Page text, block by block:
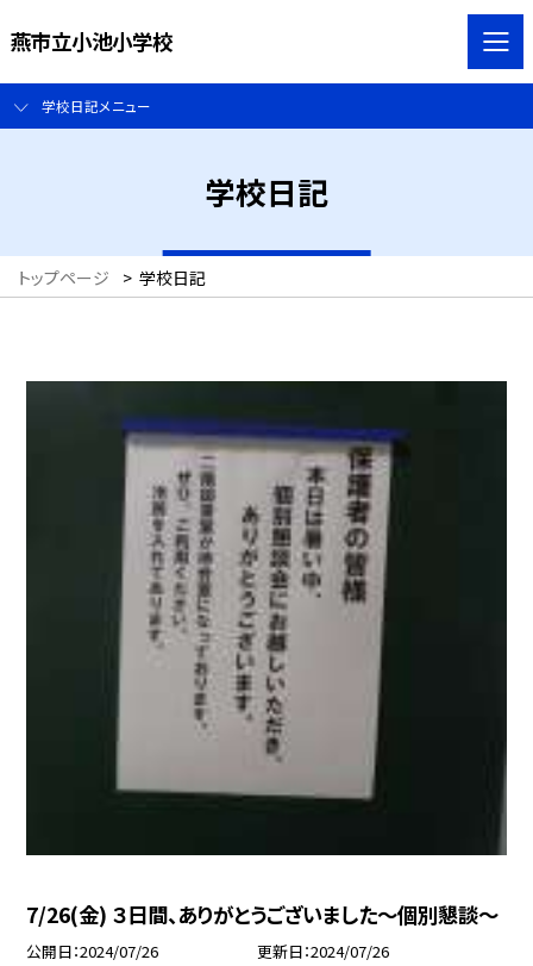
燕市立小池小学校
学校日記メニュー
学校日記
トップページ > 学校日記
7/26(金) ３日間、ありがとうございました〜個別懇談〜
公開日 2024/07/26 更新日 2024/07/26